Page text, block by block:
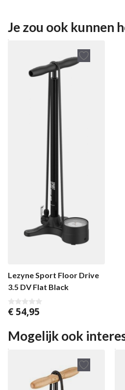
Je zou ook kunnen
Lezyne Sport Floor Drive
3.5 DV Flat Black
0
n
5
€ 54,95
Mogelijk ook